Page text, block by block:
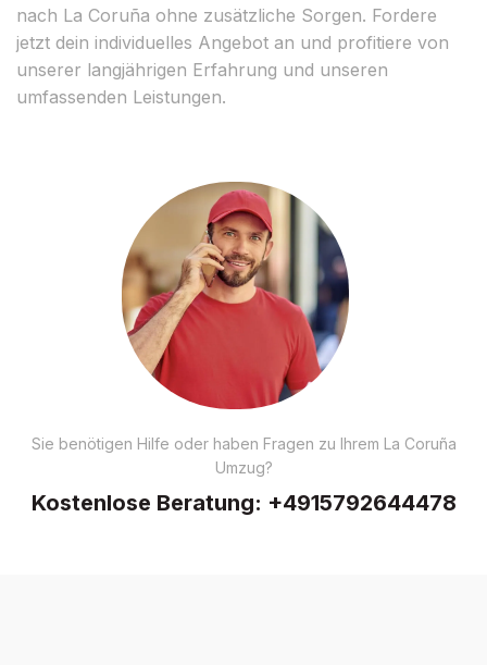
nach La Coruña ohne zusätzliche Sorgen. Fordere
jetzt dein individuelles Angebot an und profitiere von
unserer langjährigen Erfahrung und unseren
umfassenden Leistungen.
Sie benötigen Hilfe oder haben Fragen zu Ihrem La Coruña
Umzug?
Kostenlose Beratung: +4915792644478